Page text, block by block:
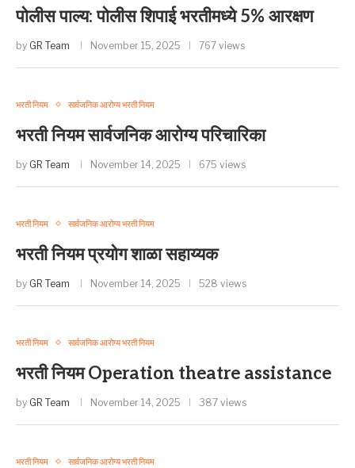
पोलीस पाल्य: पोलीस शिपाई भरतीमध्ये 5% आरक्षण
by GR Team November 15, 2025 767 views
भरती नियम सार्वजनिक आरोग्य भरती नियम
भरती नियम सार्वजनिक आरोग्य परिचारिका
by GR Team November 14, 2025 675 views
भरती नियम सार्वजनिक आरोग्य भरती नियम
भरती नियम प्रयोग शाळा सहाय्यक
by GR Team November 14, 2025 528 views
भरती नियम सार्वजनिक आरोग्य भरती नियम
भरती नियम Operation theatre assistance
by GR Team November 14, 2025 387 views
भरती नियम सार्वजनिक आरोग्य भरती नियम